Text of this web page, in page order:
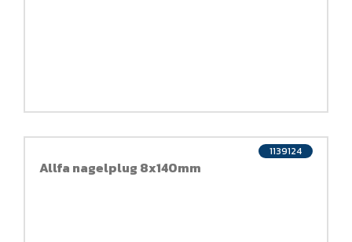
Allfa nagelplug 8x140mm
1139124